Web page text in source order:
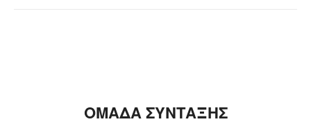
ΟΜΑΔΑ ΣΥΝΤΑΞΗΣ